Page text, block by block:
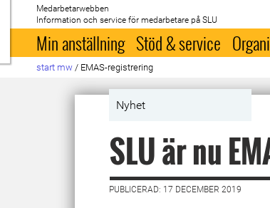
Till startsida
Medarbetarwebben
Information och service för medarbetare på SLU
Min anställning Stöd & service
start mw / EMAS-registrering
Nyhet
SLU är nu
PUBLICERAD: 17 DECEMBER 2019